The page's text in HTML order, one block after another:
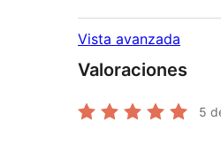
Vista avanzada
Valoraciones
5